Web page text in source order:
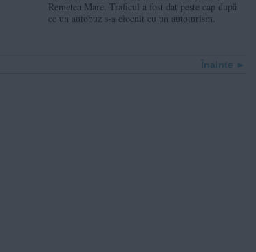
Remetea Mare. Traficul a fost dat peste cap după
ce un autobuz s-a ciocnit cu un autoturism.
Înainte